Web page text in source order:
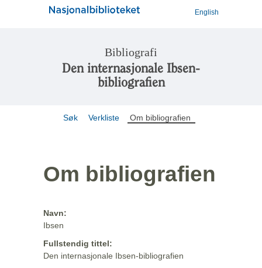
English
Bibliografi
Den internasjonale Ibsen-
bibliografien
Søk Verkliste Om bibliografien
Om bibliografien
Navn:
Ibsen
Fullstendig tittel:
Den internasjonale Ibsen-bibliografien